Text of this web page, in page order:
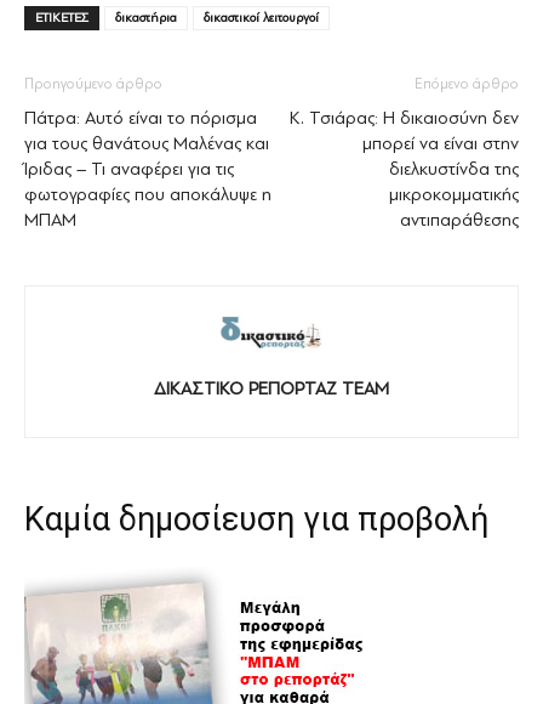
ΕΤΙΚΕΤΕΣ δικαστήρια δικαστικοί λειτουργοί
Προηγούμενο άρθρο
Πάτρα: Αυτό είναι το πόρισμα
για τους θανάτους Μαλένας και
Ίριδας – Τι αναφέρει για τις
φωτογραφίες που αποκάλυψε η
ΜΠΑΜ
Επόμενο άρθρο
Κ. Τσιάρας: Η δικαιοσύνη δεν
μπορεί να είναι στην
διελκυστίνδα της
μικροκομματικής
αντιπαράθεσης
ΔΙΚΑΣΤΙΚΟ ΡΕΠΟΡΤΑΖ TEAM
Καμία δημοσίευση για προβολή